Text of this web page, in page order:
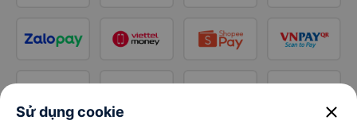
Sử dụng cookie close